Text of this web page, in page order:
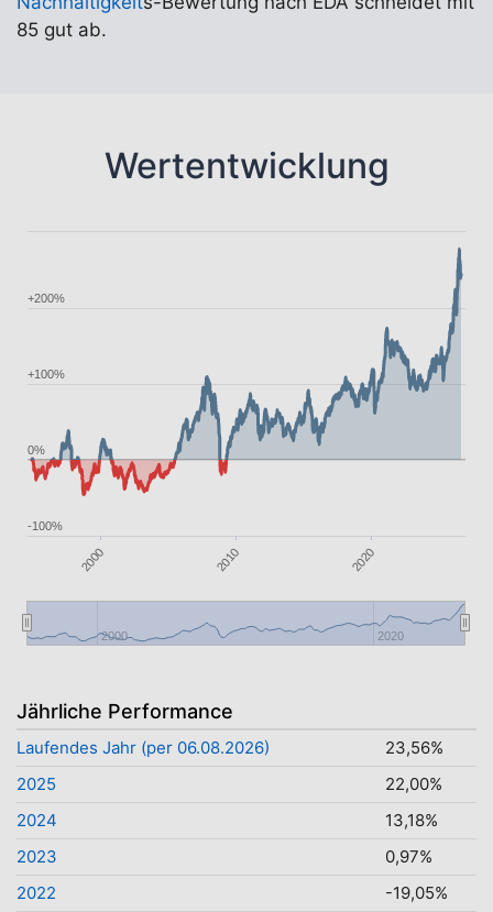
85 gut ab.
Wertentwicklung
2000 2010 2020
2000 2020
-100%
0%
+100%
+200%
Jährliche Performance
Laufendes Jahr (per 06.08.2026)
23,56%
2025
22,00%
2024
13,18%
2023
0,97%
2022
-19,05%